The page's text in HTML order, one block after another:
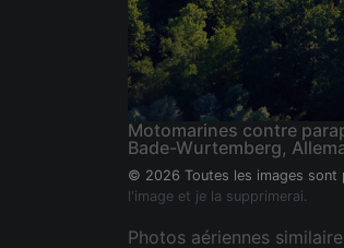
Motomarines contre
Bade-Wurtemberg,
© 2026 Toutes les images sont
l'image et je la supprimerai.
Photos aériennes